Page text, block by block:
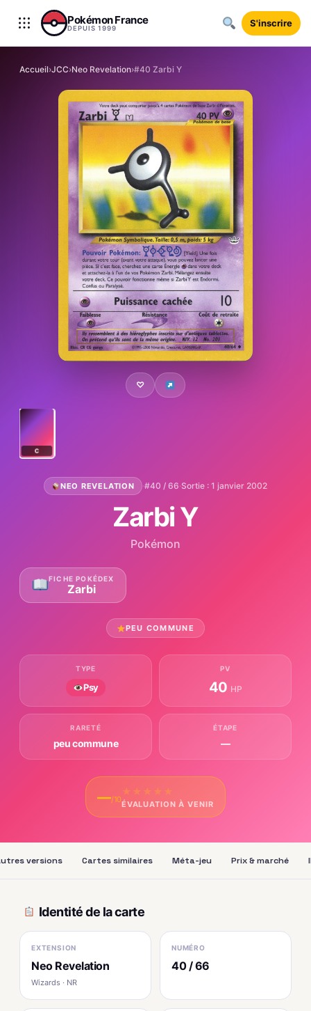
Aller au contenu
Pokémon France
DEPUIS 1999 S'inscrire
Accueil›JCC›Neo Revelation›#40 Zarbi Y
♡
C
NEO REVELATION ·#40 / 66·Sortie : 1 janvier 2002
Zarbi Y
Pokémon
FICHE POKÉDEX
Zarbi
PEU COMMUNE
TYPE
Psy
PV
40 HP
RARETÉ
peu commune
ÉTAPE
—
—/10
★ ★ ★ ★ ★
ÉVALUATION À VENIR
versions Cartes similaires Méta-jeu Prix & marché
Identité de la carte
EXTENSION
Neo Revelation
Wizards · NR
NUMÉRO
40 / 66